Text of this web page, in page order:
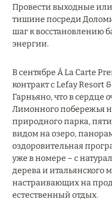
MARCH GRAND
LA CARTE PREMIUM
ASTORIA MALDIVES
12 ноября 2025
MANDARIN ORIENTAL
NOVEMBER
Подробнее
13 мая 2025
ЗАБРОНИРУЙТЕ FOUR
Провести выходные
тишине посреди
шаг к восстановлению
энергии.
В сентябре Á La Carte
контракт с Lefay Resort
Гарньяно, что в сердце
Лимонного побережья
природного парка,
видом на озеро,
оздоровительная
уже в номере – с
дерева и итальянского
настраивающих на
естественный отдых.